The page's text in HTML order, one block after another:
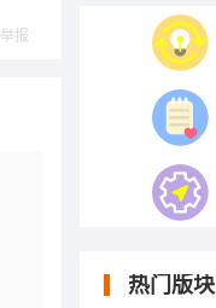
举报
热门版块